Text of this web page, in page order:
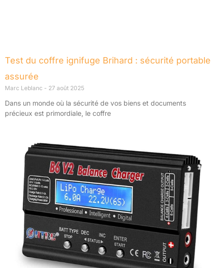
Test du coffre ignifuge Brihard : sécurité portable
assurée
Marc Leblanc 27 août 2025
Dans un monde où la sécurité de vos biens et documents
précieux est primordiale, le coffre